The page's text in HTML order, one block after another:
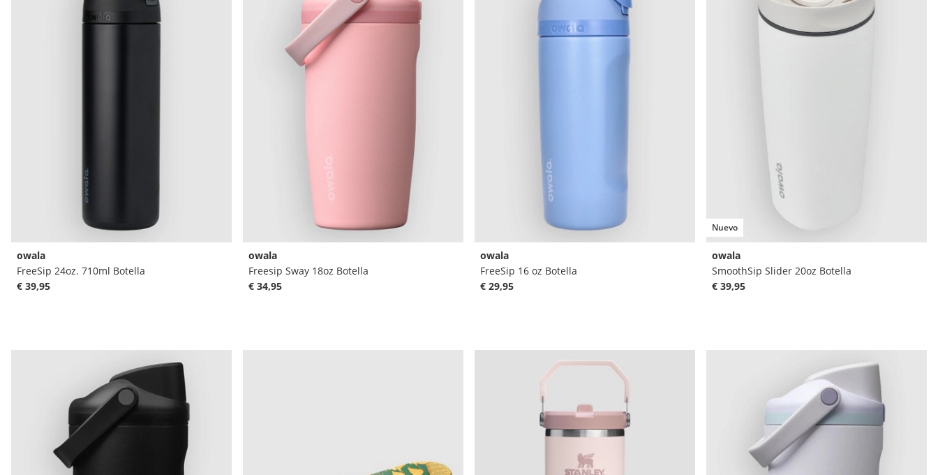
owala
FreeSip 24oz. 710ml Botella
€ 39,95
owala
Freesip Sway 18oz Botella
€ 34,95
owala
FreeSip 16 oz Botella
€ 29,95
Nuevo
owala
SmoothSip Slider 20oz Botella
€ 39,95